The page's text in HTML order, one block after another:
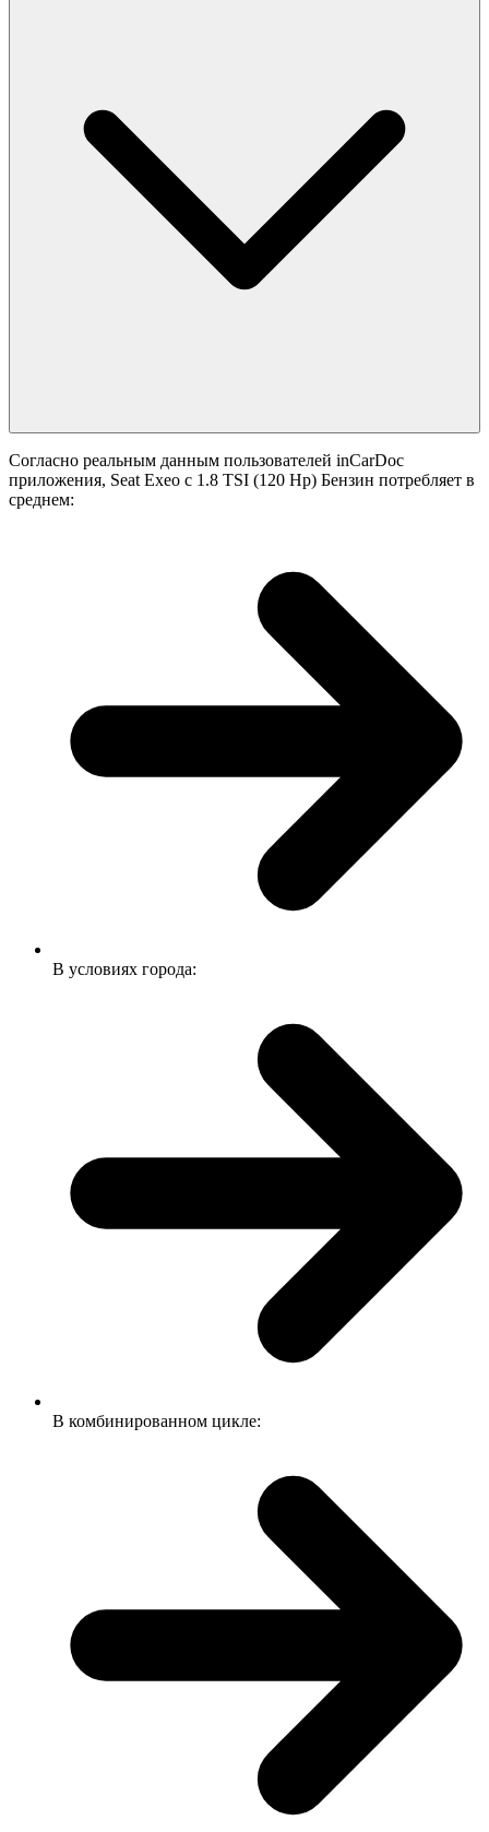
Согласно реальным данным пользователей inCarDoc
приложения, Seat Exeo с 1.8 TSI (120 Hp) Бензин потребляет в
среднем:
В условиях города:
В комбинированном цикле: